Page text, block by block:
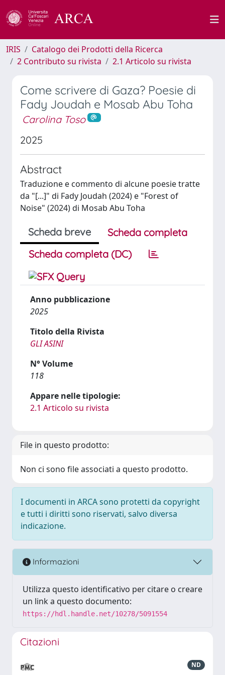
IRIS
Catalogo dei Prodotti della Ricerca
2 Contributo su rivista
2.1 Articolo su rivista
Come scrivere di Gaza? Poesie di
Fady Joudah e Mosab Abu Toha
Carolina Toso
2025
Abstract
Traduzione e commento di alcune poesie tratte
da "[...]" di Fady Joudah (2024) e "Forest of
Noise" (2024) di Mosab Abu Toha
Scheda breve
Scheda completa
Scheda completa (DC)
Anno pubblicazione
2025
Titolo della Rivista
GLI ASINI
N° Volume
118
Appare nelle tipologie:
2.1 Articolo su rivista
File in questo prodotto:
Non ci sono file associati a questo prodotto.
I documenti in ARCA sono protetti da copyright
e tutti i diritti sono riservati, salvo diversa
indicazione.
Informazioni
Utilizza questo identificativo per citare o creare
un link a questo documento:
https://hdl.handle.net/10278/5091554
Citazioni
ND